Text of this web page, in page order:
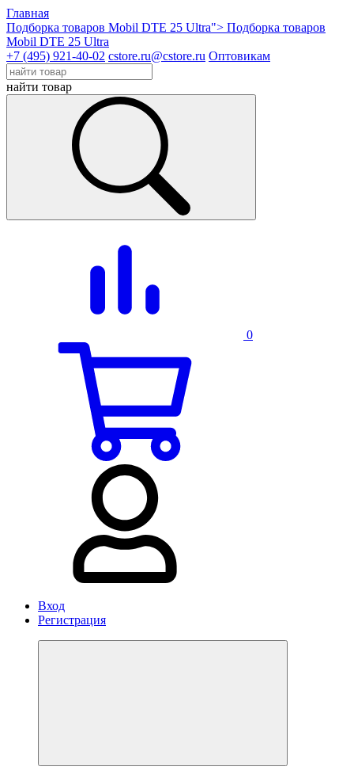
Главная
Подборка товаров Mobil DTE 25 Ultra"> Подборка товаров
Mobil DTE 25 Ultra
+7 (495) 921-40-02 cstore.ru@cstore.ru Оптовикам
найти товар
0
Вход
Регистрация